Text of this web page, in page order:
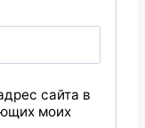
сайта в
моих